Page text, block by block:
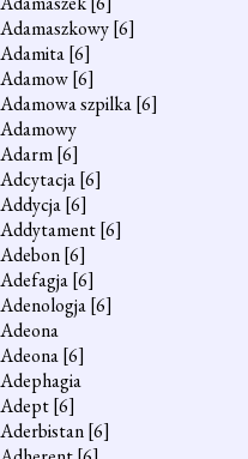
Adamaszkowy[6]
Adamita[6]
Adamow[6]
Adamowa szpilka[6]
Adamowy
Adarm[6]
Adcytacja[6]
Addycja[6]
Addytament[6]
Adebon[6]
Adefagja[6]
Adenologja[6]
Adeona
Adeona[6]
Adephagia
Adept[6]
Aderbistan[6]